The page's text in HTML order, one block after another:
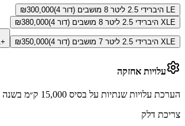
LE היברידי 2.5 ליטר 8 מושבים (דור 4) ₪300,000
XLE היברידי 2.5 ליטר 8 מושבים (דור 4)
₪380,000
XLE היברידי 2.5 ליטר 7 מושבים (דור 4) ₪350,000 +1 גירסאות
עלויות אחזקה
הערכת עלויות שנתיות על בסיס 15,000 ק״מ בשנה
צריכת דלק